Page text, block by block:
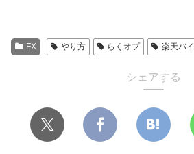
FX やり方 らくオプ 楽天バ
シェアする